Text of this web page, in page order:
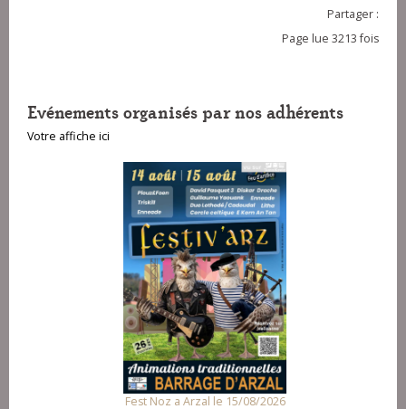
Partager :
Page lue 3213 fois
Evénements organisés par nos adhérents
Votre affiche ici
Fest Noz a Arzal le 15/08/2026